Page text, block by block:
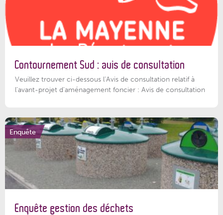
Contournement Sud : avis de consultation
Veuillez trouver ci-dessous l’Avis de consultation relatif à
l'avant-projet d'aménagement foncier : Avis de consultation
Enquête
Enquête gestion des déchets